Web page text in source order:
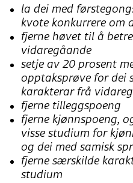
la dei med
kvote konkurrere om
fjerne høvet til å
vidaregåande
setje av 20 prosent
opptaksprøve for dei
karakterar frå
fjerne tilleggspoeng
fjerne kjønnspoeng,
visse studium for
og dei med samisk
fjerne særskilde
studium